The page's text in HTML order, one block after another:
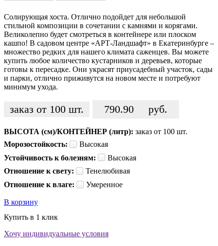
Солирующая хоста. Отлично подойдет для небольшой
стильной композиции в сочетании с камнями и корягами.
Великолепно будет смотреться в контейнере или плоском
кашпо! В садовом центре «АРТ-Ландшафт» в Екатеринбурге –
множество редких для нашего климата саженцев. Вы можете
купить любое количество кустарников и деревьев, которые
готовы к пересадке. Они украсят приусадебный участок, сады
и парки, отлично приживутся на новом месте и потребуют
минимум ухода.
заказ от 100 шт. 790.90 руб.
ВЫСОТА (см)/КОНТЕЙНЕР (литр): заказ от 100 шт.
Морозостойкость:
Высокая
Устойчивость к болезням:
Высокая
Отношение к свету:
Тенелюбивая
Отношение к влаге:
Умеренное
В корзину
Купить в 1 клик
Хочу индивидуальные условия